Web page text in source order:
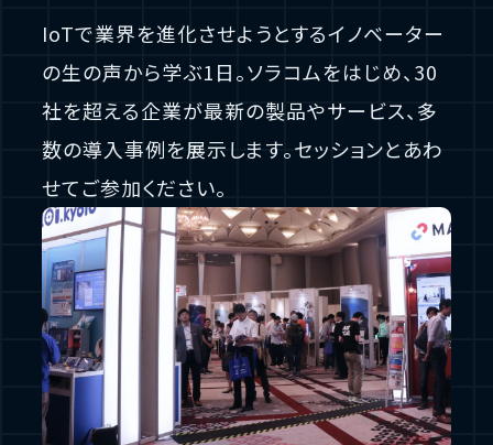
IoTで業界を進化させようとするイノベーター
の生の声から学ぶ1日。ソラコムをはじめ、30
社を超える企業が最新の製品やサービス、多
数の導入事例を展示します。セッションとあわ
せてご参加ください。